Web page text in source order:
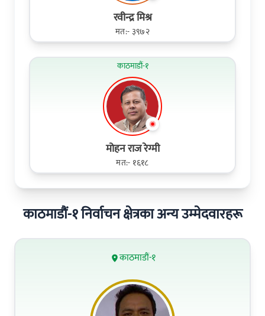
रवीन्द्र मिश्र
मत:- ३९७२
काठमाडौं-१
मोहन राज रेग्मी
मत:- १६१८
काठमाडौं-१ निर्वाचन क्षेत्रका अन्य उम्मेदवारहरू
काठमाडौं-१